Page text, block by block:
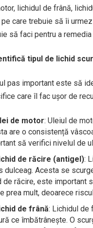
lichidul de frână,
care trebuie să îi
să faci pentru a remedia
tipul de lichid
pas important este să
care îl fac ușor de
de motor: Uleiul de
are o consistență
să verifici nivelul de
de răcire (antigel):
dulceag. Acesta se
de răcire, este important
prea mult, deoarece
de frână: Lichidul de
ce îmbătrânește. O